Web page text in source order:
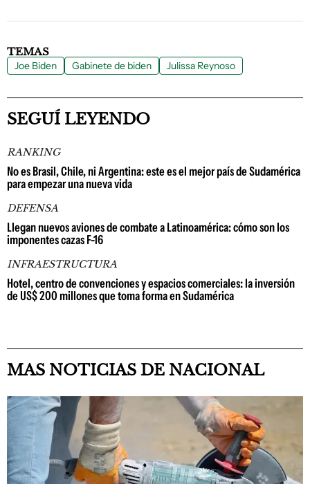
TEMAS
Joe Biden Gabinete de biden Julissa Reynoso
SEGUÍ LEYENDO
RANKING
No es Brasil, Chile, ni Argentina: este es el mejor país de Sudamérica
para empezar una nueva vida
DEFENSA
Llegan nuevos aviones de combate a Latinoamérica: cómo son los
imponentes cazas F-16
INFRAESTRUCTURA
Hotel, centro de convenciones y espacios comerciales: la inversión
de US$ 200 millones que toma forma en Sudamérica
MAS NOTICIAS DE NACIONAL